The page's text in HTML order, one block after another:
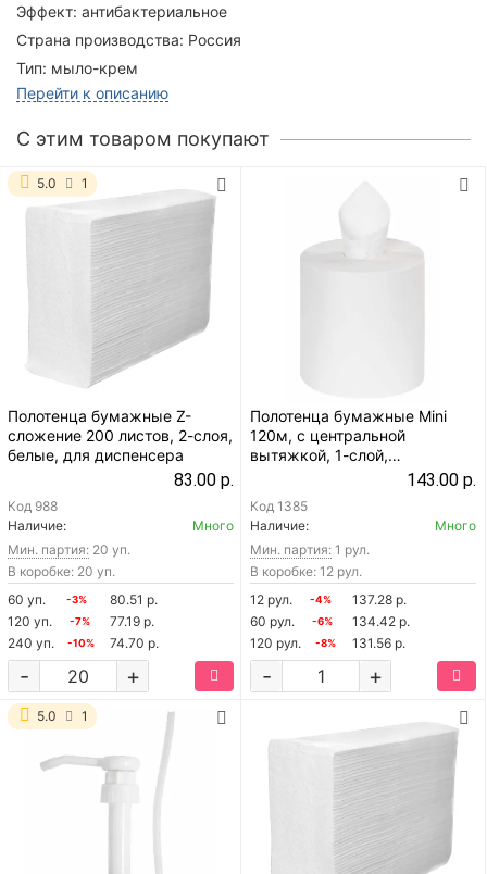
Эффект: антибактериальное
Страна производства: Россия
Тип: мыло-крем
Перейти к описанию
C этим товаром покупают
5.0 1
Полотенца бумажные Z-
сложение 200 листов, 2-слоя,
белые, для диспенсера
83.00 р.
Код 988
Наличие:
Много
Мин. партия: 20 уп.
В коробке: 20 уп.
60 уп.
-3%
80.51 р.
120 уп.
-7%
77.19 р.
240 уп.
-10% 74.70 р.
+
-
Полотенца бумажные Mini
120м, с центральной
вытяжкой, 1-слой,
одноразовые, в рулоне,143.00 р.
Код 1385
Наличие:
Много
Мин. партия: 1 рул.
В коробке: 12 рул.
12 рул.
-4%
137.28 р.
60 рул.
-6%
134.42 р.
120 рул.
-8% 131.56 р.
+
-
5.0 1